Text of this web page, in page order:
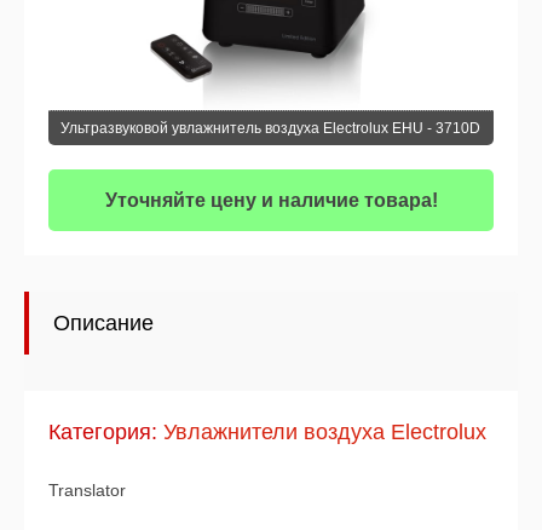
Ультразвуковой увлажнитель воздуха Electrolux EHU - 3710D
Уточняйте цену и наличие товара!
Описание
Категория: Увлажнители воздуха Electrolux
Translator